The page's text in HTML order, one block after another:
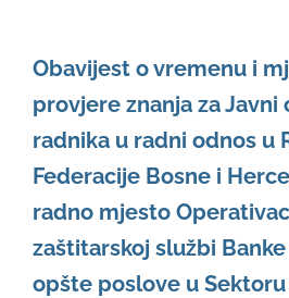
Obavijest o vremenu i
provjere znanja za Javni
radnika u radni odnos u
Federacije Bosne i
radno mjesto
zaštitarskoj službi
opšte poslove u